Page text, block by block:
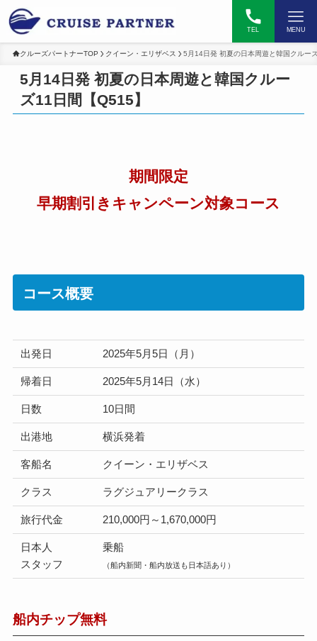
TEL MENU
クルーズパートナーTOP クイーン・エリザベス 5月14日発 初夏の日本周遊と韓国クルー
5月14日発 初夏の日本周遊と韓国クルー
ズ11日間【Q515】
期間限定
早期割引きキャンペーン対象コース
コース概要
出発日 2025年5月5日（月）
帰着日 2025年5月14日（水）
日数 10日間
出港地 横浜発着
客船名 クイーン・エリザベス
クラス ラグジュアリークラス
旅行代金 210,000円～1,670,000円
日本人
スタッフ
乗船
（船内新聞・船内放送も日本語あり）
船内チップ無料